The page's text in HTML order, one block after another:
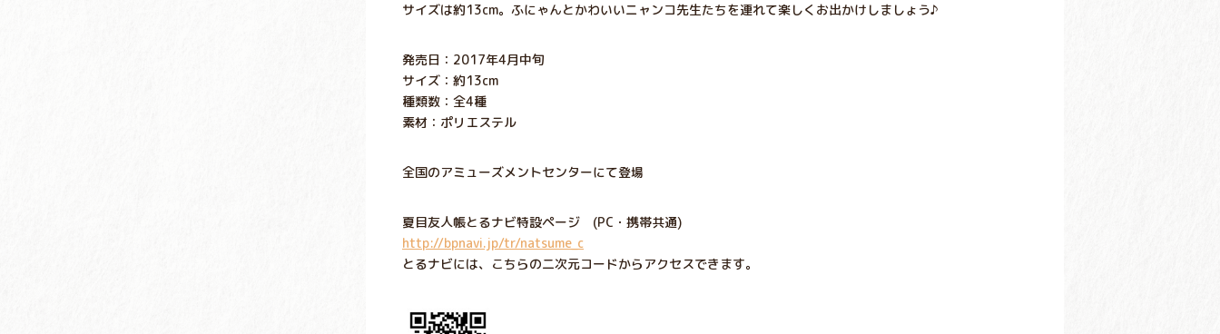
サイズは約13cm。ふにゃんとかわいいニャンコ先生たちを連れて楽しくお出かけしましょう♪
発売日：2017年4月中旬
サイズ：約13cm
種類数：全4種
素材：ポリエステル
全国のアミューズメントセンターにて登場
夏目友人帳とるナビ特設ページ (PC・携帯共通)
http://bpnavi.jp/tr/natsume_c
とるナビには、こちらの二次元コードからアクセスできます。